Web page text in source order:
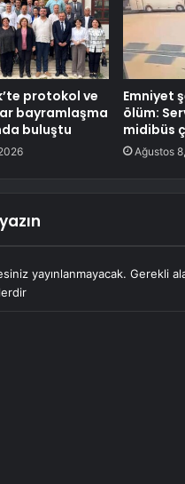
protokol ve
bayramlaşma
buluştu
Emniyet
ölüm:
midibüs
Ağustos
yayınlanmayacak. Gerekli